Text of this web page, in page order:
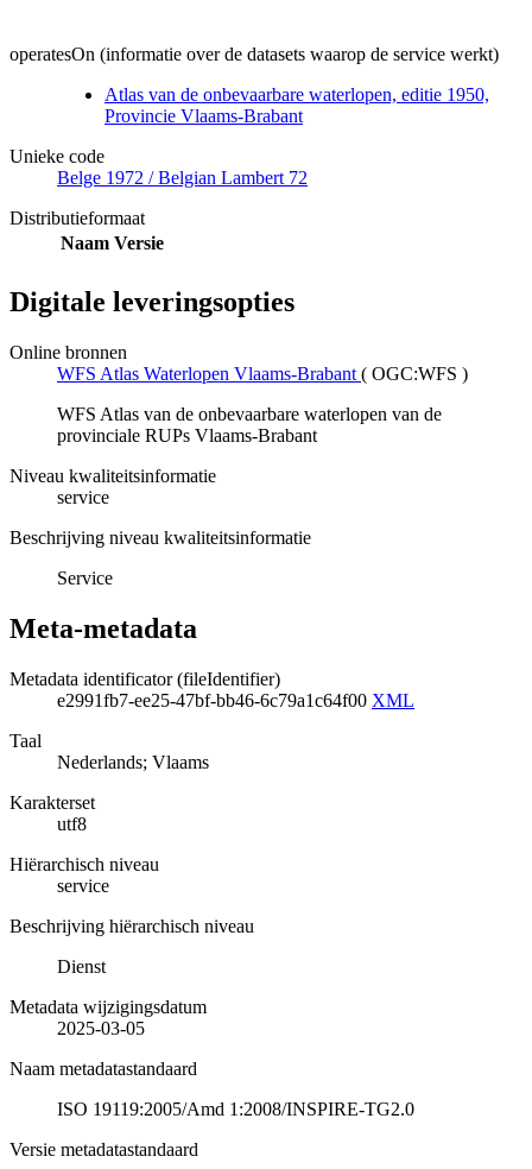
operatesOn (informatie over de datasets waarop de service werkt)
Atlas van de onbevaarbare waterlopen, editie 1950,
Provincie Vlaams-Brabant
Unieke code
Belge 1972 / Belgian Lambert 72
Distributieformaat
Naam Versie
Digitale leveringsopties
Online bronnen
WFS Atlas Waterlopen Vlaams-Brabant ( OGC:WFS )
WFS Atlas van de onbevaarbare waterlopen van de
provinciale RUPs Vlaams-Brabant
Niveau kwaliteitsinformatie
service
Beschrijving niveau kwaliteitsinformatie
Service
Meta-metadata
Metadata identificator (fileIdentifier)
e2991fb7-ee25-47bf-bb46-6c79a1c64f00 XML
Taal
Nederlands; Vlaams
Karakterset
utf8
Hiërarchisch niveau
service
Beschrijving hiërarchisch niveau
Dienst
Metadata wijzigingsdatum
2025-03-05
Naam metadatastandaard
ISO 19119:2005/Amd 1:2008/INSPIRE-TG2.0
Versie metadatastandaard